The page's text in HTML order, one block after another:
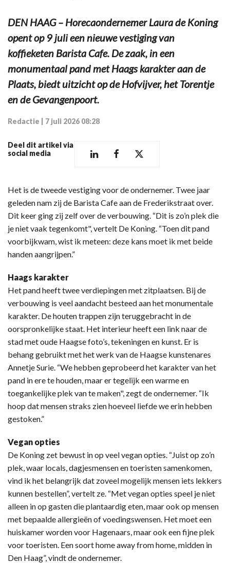
DEN HAAG – Horecaondernemer Laura de Koning
opent op 9 juli een nieuwe vestiging van
koffieketen Barista Cafe. De zaak, in een
monumentaal pand met Haags karakter aan de
Plaats, biedt uitzicht op de Hofvijver, het Torentje
en de Gevangenpoort.
Redactie 7 juli 2026 08:28
Deel dit artikel via
social media
Het is de tweede vestiging voor de ondernemer. Twee jaar
geleden nam zij de Barista Cafe aan de Frederikstraat over.
Dit keer ging zij zelf over de verbouwing. “Dit is zo’n plek die
je niet vaak tegenkomt", vertelt De Koning. “Toen dit pand
voorbijkwam, wist ik meteen: deze kans moet ik met beide
handen aangrijpen.”
Haags karakter
Het pand heeft twee verdiepingen met zitplaatsen. Bij de
verbouwing is veel aandacht besteed aan het monumentale
karakter. De houten trappen zijn teruggebracht in de
oorspronkelijke staat. Het interieur heeft een link naar de
stad met oude Haagse foto’s, tekeningen en kunst. Er is
behang gebruikt met het werk van de Haagse kunstenares
Annetje Surie. “We hebben geprobeerd het karakter van het
pand in ere te houden, maar er tegelijk een warme en
toegankelijke plek van te maken", zegt de ondernemer. “Ik
hoop dat mensen straks zien hoeveel liefde we erin hebben
gestoken.”
Vegan opties
De Koning zet bewust in op veel vegan opties. “Juist op zo’n
plek, waar locals, dagjesmensen en toeristen samenkomen,
vind ik het belangrijk dat zoveel mogelijk mensen iets lekkers
kunnen bestellen”, vertelt ze. “Met vegan opties speel je niet
alleen in op gasten die plantaardig eten, maar ook op mensen
met bepaalde allergieën of voedingswensen. Het moet een
huiskamer worden voor Hagenaars, maar ook een fijne plek
voor toeristen. Een soort home away from home, midden in
Den Haag”, vindt de ondernemer.